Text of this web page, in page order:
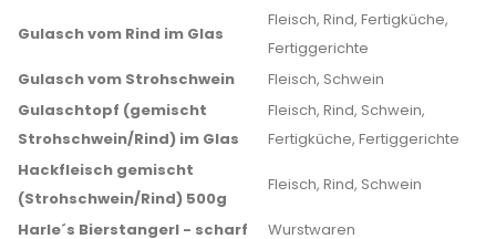
Gulasch vom Rind im Glas
Fleisch, Rind, Fertigküche,
Fertiggerichte
Gulasch vom Strohschwein
Fleisch, Schwein
Gulaschtopf (gemischt
Strohschwein/Rind) im Glas
Fleisch, Rind, Schwein,
Fertigküche, Fertiggerichte
Hackfleisch gemischt
(Strohschwein/Rind) 500g
Fleisch, Rind, Schwein
Harle´s Bierstangerl - scharf
Wurstwaren